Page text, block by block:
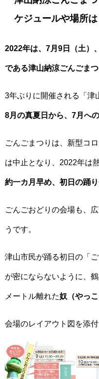
ケジュールや場所は
2022年は、7月9日（土）
である津山納涼ごんごま
3年ぶりに開催される「津
8月の真夏日から、7月へ
ごんごまつりは、新型コ
は中止となり、2022年は
約一カ月早め、初日の踊
ごんごおどりの会場も、
うです。
津山市民が踊る初日の「
が密にならないように、
メートル離れた奴（やっこ
会場のレイアウト図を添付